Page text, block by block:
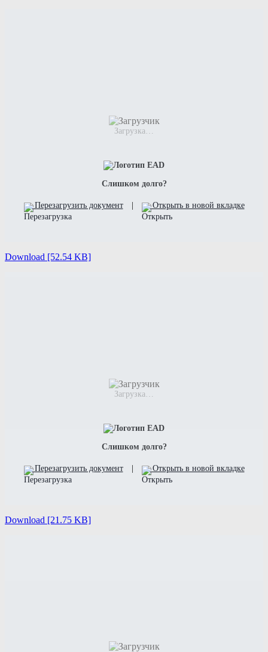
Загрузка…
Слишком долго?
Перезагрузить документ Открыть в новой вкладке
Download [52.54 KB]
Загрузка…
Слишком долго?
Перезагрузить документ Открыть в новой вкладке
Download [21.75 KB]